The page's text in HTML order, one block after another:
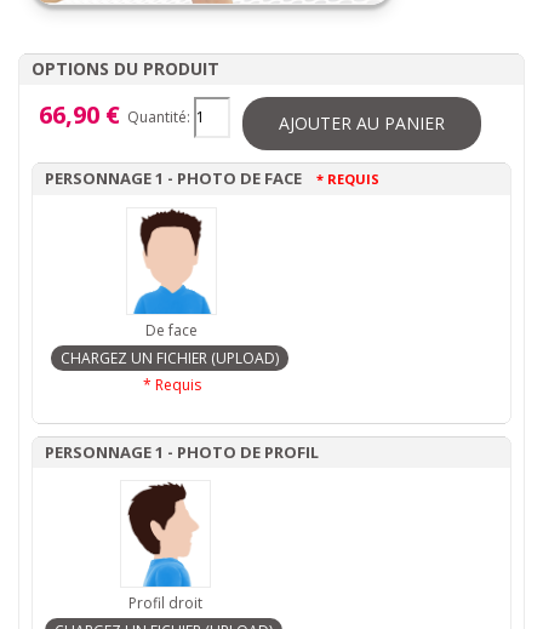
OPTIONS DU PRODUIT
66,90 € Quantité: AJOUTER AU PANIER
PERSONNAGE 1 - PHOTO DE FACE * REQUIS
De face
* Requis
PERSONNAGE 1 - PHOTO DE PROFIL
Profil droit